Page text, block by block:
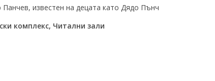
известен на децата като Дядо Пънч
комплекс, Читални зали